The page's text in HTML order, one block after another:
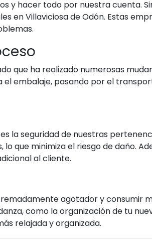
y hacer todo por nuestra cuenta.
en Villaviciosa de Odón. Estas
que ha realizado numerosas
el embalaje, pasando por el
la seguridad de nuestras
que minimiza el riesgo de daño.
al cliente.
agotador y consumir
como la organización de tu
relajada y organizada.